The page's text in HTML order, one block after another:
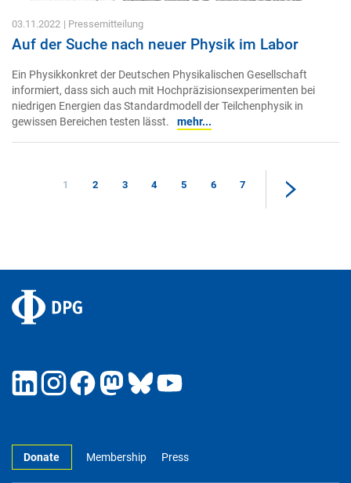
03.11.2022 | Pressemitteilung
Auf der Suche nach neuer Physik im Labor
Ein Physikkonkret der Deutschen Physikalischen Gesellschaft
informiert, dass sich auch mit Hochpräzisionsexperimenten bei
niedrigen Energien das Standardmodell der Teilchenphysik in
gewissen Bereichen testen lässt.
mehr...
1 2 3 4 5 6 7
Donate Membership Press